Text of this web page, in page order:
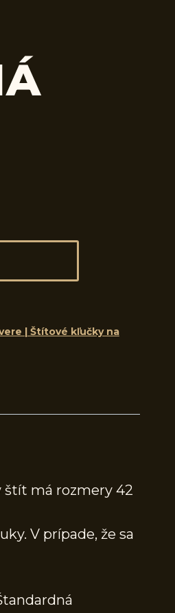
| Štítové kľučky na
štít má rozmery 42
V prípade, že sa